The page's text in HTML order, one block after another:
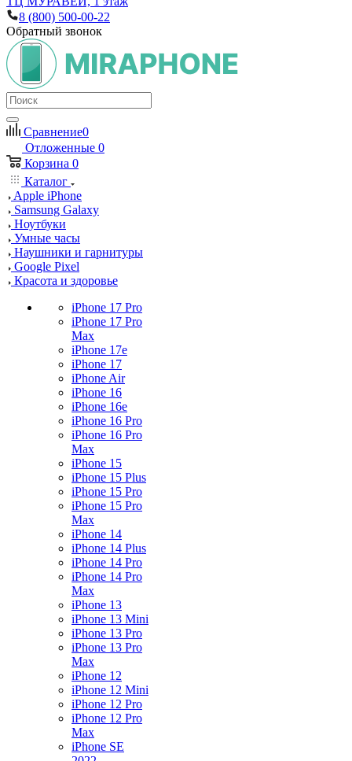
8 (800) 500-00-22
Обратный звонок
Сравнение0
Отложенные 0
Корзина 0
Каталог
Apple iPhone
Samsung Galaxy
Ноутбуки
Умные часы
Наушники и гарнитуры
Google Pixel
Красота и здоровье
iPhone 17 Pro
iPhone 17 Pro
Max
iPhone 17e
iPhone 17
iPhone Air
iPhone 16
iPhone 16e
iPhone 16 Pro
iPhone 16 Pro
Max
iPhone 15
iPhone 15 Plus
iPhone 15 Pro
iPhone 15 Pro
Max
iPhone 14
iPhone 14 Plus
iPhone 14 Pro
iPhone 14 Pro
Max
iPhone 13
iPhone 13 Mini
iPhone 13 Pro
iPhone 13 Pro
Max
iPhone 12
iPhone 12 Mini
iPhone 12 Pro
iPhone 12 Pro
Max
iPhone SE